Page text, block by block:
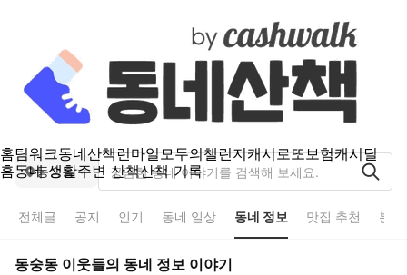
홈팀워크동네산책런마일모두의챌린지캐시로또보험캐시딜
홈동네 생활주변 산책산책 기록
동숭동
전체글 공지 인기 동네 일상 동네 정보 맛집 추천 분
동숭동 이웃들의 동네 정보 이야기